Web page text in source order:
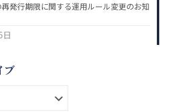
再発行期限に関する運用ルール変更のお知
ブ